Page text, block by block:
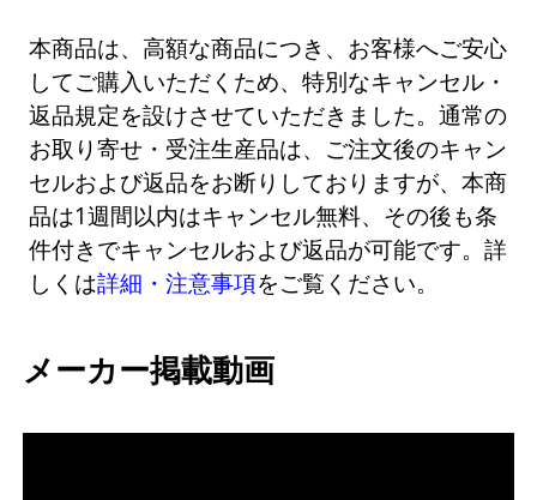
本商品は、高額な商品につき、お客様へご安心
してご購入いただくため、特別なキャンセル・
返品規定を設けさせていただきました。通常の
お取り寄せ・受注生産品は、ご注文後のキャン
セルおよび返品をお断りしておりますが、本商
品は1週間以内はキャンセル無料、その後も条
件付きでキャンセルおよび返品が可能です。詳
しくは詳細・注意事項をご覧ください。
メーカー掲載動画